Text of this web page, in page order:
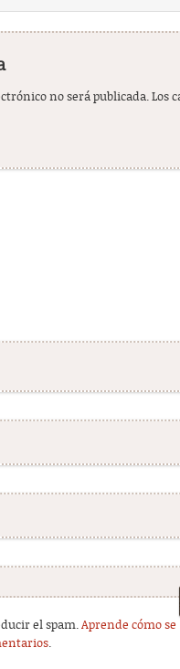
no será publicada. Los
el spam.Aprende cómo se
.